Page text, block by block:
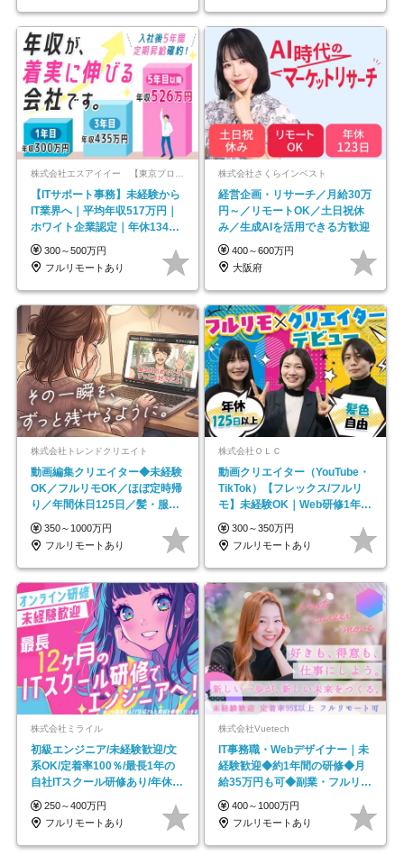
【ITサポート事務】未経験から
IT業界へ｜平均年収517万円｜
ホワイト企業認定｜年休134日
｜リモートOK
300～500万円
フルリモートあり
株式会社さくらインベスト
経営企画・リサーチ／月給30万
円～／リモートOK／土日祝休
み／生成AIを活用できる方歓迎
400～600万円
大阪府
株式会社トレンドクリエイト
動画編集クリエイター◆未経験
OK／フルリモOK／ほぼ定時帰
り／年間休日125日／髪・服・
ネイル自由／副業OK
350～1000万円
フルリモートあり
株式会社ＯＬＣ
動画クリエイター（YouTube・
TikTok）【フレックス/フルリ
モ】未経験OK｜Web研修1年間
｜副業OK
300～350万円
フルリモートあり
株式会社ミライル
初級エンジニア/未経験歓迎/文
系OK/定着率100％/最長1年の
自社ITスクール研修あり/年休
130日
250～400万円
フルリモートあり
株式会社Vuetech
IT事務職・Webデザイナー｜未
経験歓迎◆約1年間の研修◆月
給35万円も可◆副業・フルリモ
ート可◆年休126日
400～1000万円
フルリモートあり